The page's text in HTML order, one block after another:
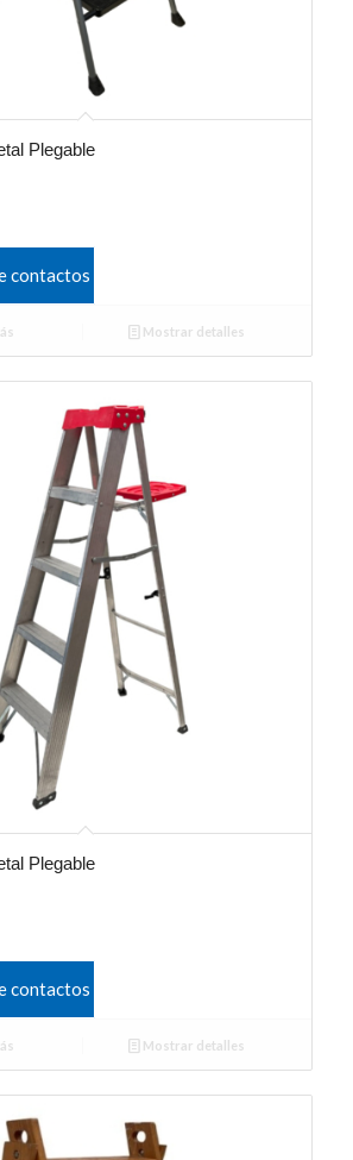
Plegable
contactos
Mostrar detalles
Plegable
contactos
Mostrar detalles